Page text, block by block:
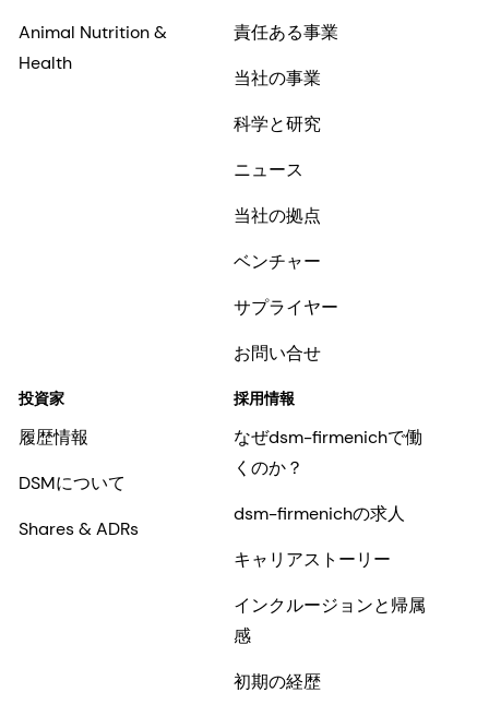
Animal Nutrition &
Health
責任ある事業
当社の事業
科学と研究
ニュース
当社の拠点
ベンチャー
サプライヤー
お問い合せ
投資家
履歴情報
DSMについて
Shares & ADRs
採用情報
なぜdsm-firmenichで働
くのか？
dsm-firmenichの求人
キャリアストーリー
インクルージョンと帰属
感
初期の経歴